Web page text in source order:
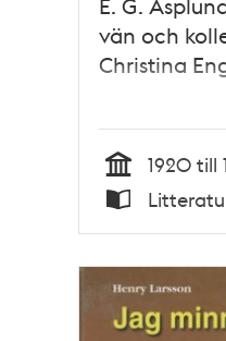
vän och
Christina
Tid
1920 till
Typ